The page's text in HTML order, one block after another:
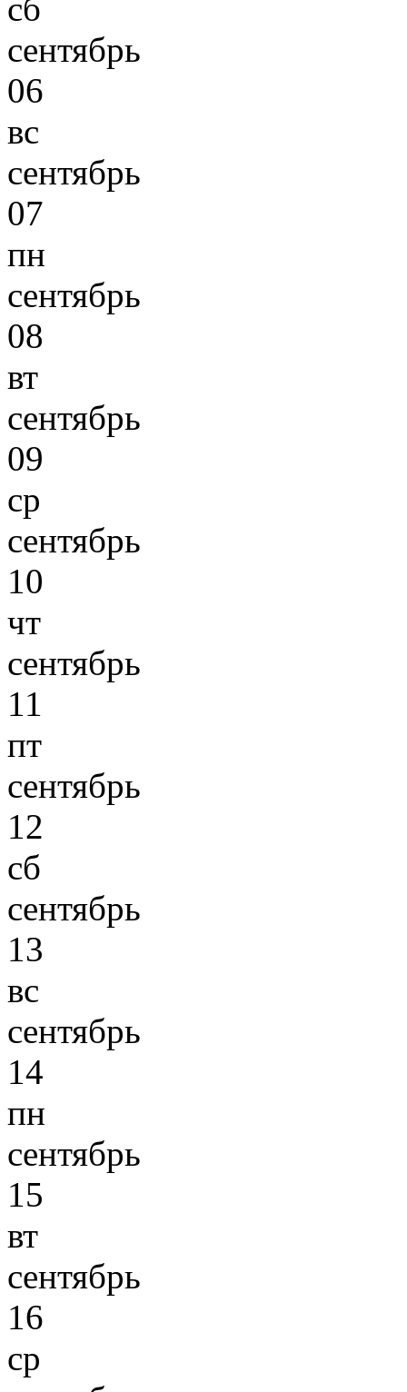
сб
сентябрь
06
вс
сентябрь
07
пн
сентябрь
08
вт
сентябрь
09
ср
сентябрь
10
чт
сентябрь
11
пт
сентябрь
12
сб
сентябрь
13
вс
сентябрь
14
пн
сентябрь
15
вт
сентябрь
16
ср